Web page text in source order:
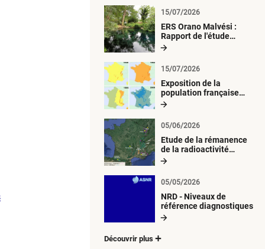
ERS Orano Malvési :
Rapport de l'étude
radiologique du milieu
15/07/2026
Exposition de la
population française
métropolitaine aux
atmosphériques
radioactives depuis 1945
15/07/2026
Etude de la rémanence
de la radioactivité
d’origine artificielle
05/06/2026
NRD - Niveaux de
référence diagnostiques
05/05/2026
Découvrir plus